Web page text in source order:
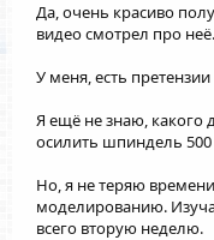
Да, очень красиво
видео смотрел про неё.
У меня, есть
Я ещё не знаю, какого
осилить шпиндель 500
Но, я не теряю
моделированию.
всего вторую неделю.